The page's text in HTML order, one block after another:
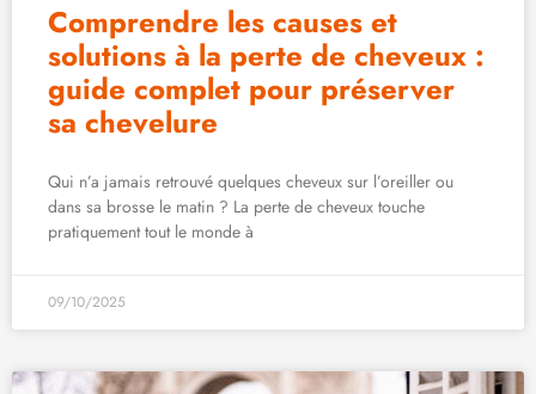
Comprendre les causes et
solutions à la perte de cheveux :
guide complet pour préserver
sa chevelure
Qui n’a jamais retrouvé quelques cheveux sur l’oreiller ou
dans sa brosse le matin ? La perte de cheveux touche
pratiquement tout le monde à
09/10/2025